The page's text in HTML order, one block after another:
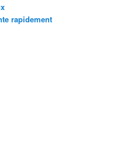
rapidement